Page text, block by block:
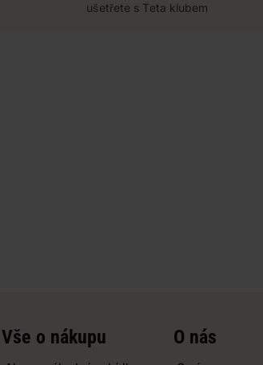
ušetřete s Teta klubem
Vše o nákupu O nás